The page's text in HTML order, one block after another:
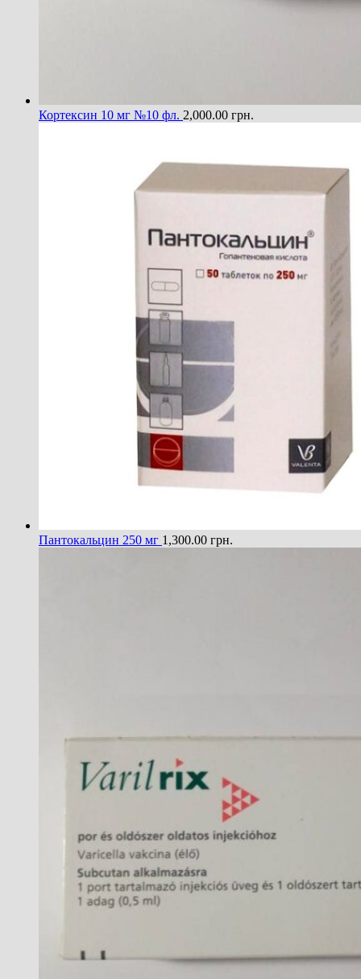
Кортексин 10 мг №10 фл. 2,000.00 грн.
Пантокальцин 250 мг 1,300.00 грн.